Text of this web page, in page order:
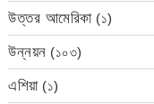
উত্তর আমেরিকা(১)
উন্নয়ন (১০৩)
এশিয়া(১)